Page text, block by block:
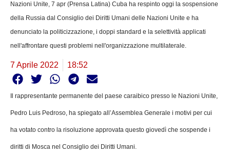
Nazioni Unite, 7 apr (Prensa Latina) Cuba ha respinto oggi la sospensione
della Russia dal Consiglio dei Diritti Umani delle Nazioni Unite e ha
denunciato la politicizzazione, i doppi standard e la selettività applicati
nell'affrontare questi problemi nell'organizzazione multilaterale.
7 Aprile 2022 18:52
Il rappresentante permanente del paese caraibico presso le Nazioni Unite,
Pedro Luis Pedroso, ha spiegato all’Assemblea Generale i motivi per cui
ha votato contro la risoluzione approvata questo giovedì che sospende i
diritti di Mosca nel Consiglio dei Diritti Umani.